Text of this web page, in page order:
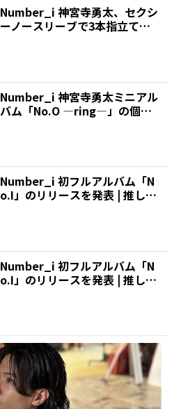
Number_i 神宮寺勇太、セクシ
ーノースリーブで3本指立て
Number_i 神宮寺勇太ミニアル
バム「No.O ―ring―」の個人
Number_i 初フルアルバム「N
o.I」のリリースを発表 | 推しが
Number_i 初フルアルバム「N
o.I」のリリースを発表 | 推しが